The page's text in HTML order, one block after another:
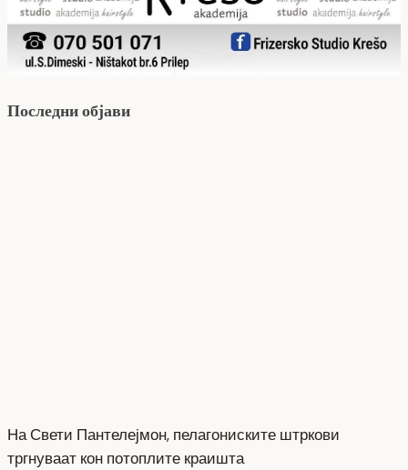
Последни објави
На Свети Пантелејмон, пелагониските штркови
тргнуваат кон потоплите краишта